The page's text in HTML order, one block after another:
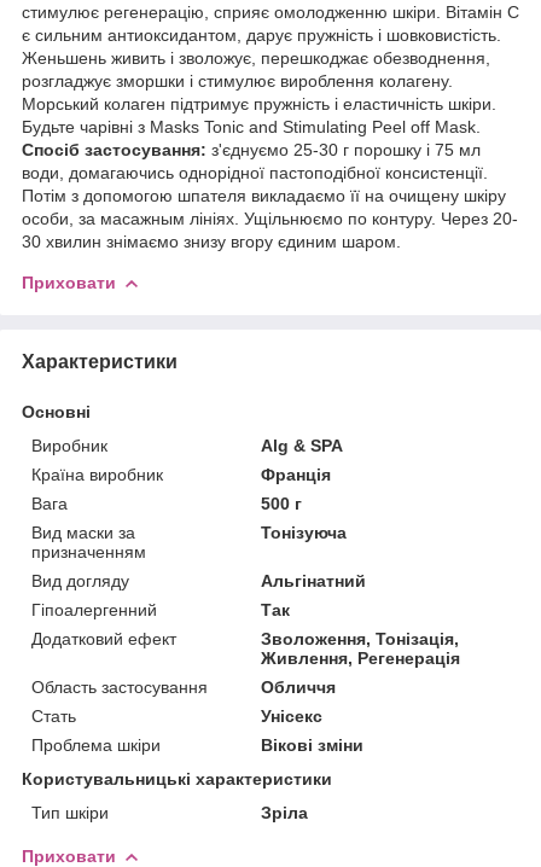
стимулює регенерацію, сприяє омолодженню шкіри. Вітамін С
є сильним антиоксидантом, дарує пружність і шовковистість.
Женьшень живить і зволожує, перешкоджає обезводнення,
розгладжує зморшки і стимулює вироблення колагену.
Морський колаген підтримує пружність і еластичність шкіри.
Будьте чарівні з Masks Tonic and Stimulating Peel off Mask.
Спосіб застосування: з'єднуємо 25-30 г порошку і 75 мл
води, домагаючись однорідної пастоподібної консистенції.
Потім з допомогою шпателя викладаємо її на очищену шкіру
особи, за масажным лініях. Ущільнюємо по контуру. Через 20-
30 хвилин знімаємо знизу вгору єдиним шаром.
Приховати
Характеристики
Основні
Виробник
Alg & SPA
Країна виробник
Франція
Вага
500 г
Вид маски за
призначенням
Тонізуюча
Вид догляду
Альгінатний
Гіпоалергенний
Так
Додатковий ефект
Зволоження, Тонізація,
Живлення, Регенерація
Область застосування
Обличчя
Стать
Унісекс
Проблема шкіри
Вікові зміни
Користувальницькі характеристики
Тип шкіри
Зріла
Приховати